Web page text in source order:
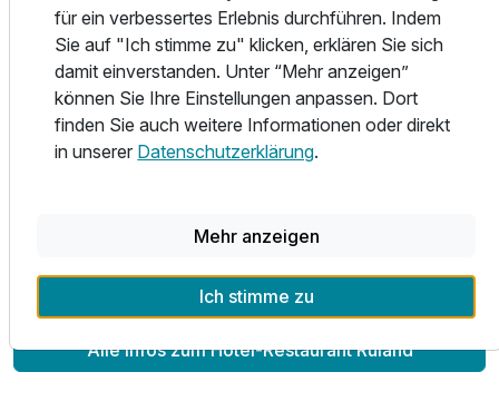
Ausstattung
Zusatznächte
ebenso wie auf unserer großzügig überdachten
Sonnentrasse eine den Jahreszeiten entsprechende,
ländlich kreative Küche.
Lassen Sie sich mit feinen Speisen verwöhnen, genießen
Sie laue Sommerabende auf der Terrasse oder frostige
Winter vor dem Kamin.
Alle Infos zum Hotel-Restaurant Ruland
für ein verbessertes Erlebnis durchführen. Indem
Sie auf "Ich stimme zu" klicken, erklären Sie sich
damit einverstanden. Unter “Mehr anzeigen”
können Sie Ihre Einstellungen anpassen. Dort
finden Sie auch weitere Informationen oder direkt
in unserer Datenschutzerklärung.
Mehr anzeigen
Ich stimme zu